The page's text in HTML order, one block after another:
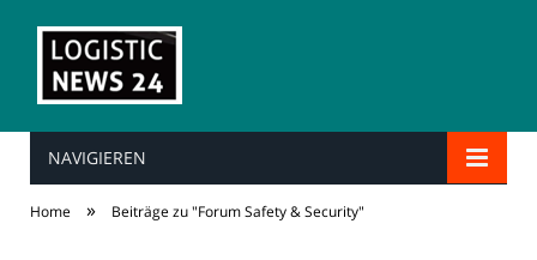
NAVIGIEREN
Home » Beiträge zu "Forum Safety & Security"